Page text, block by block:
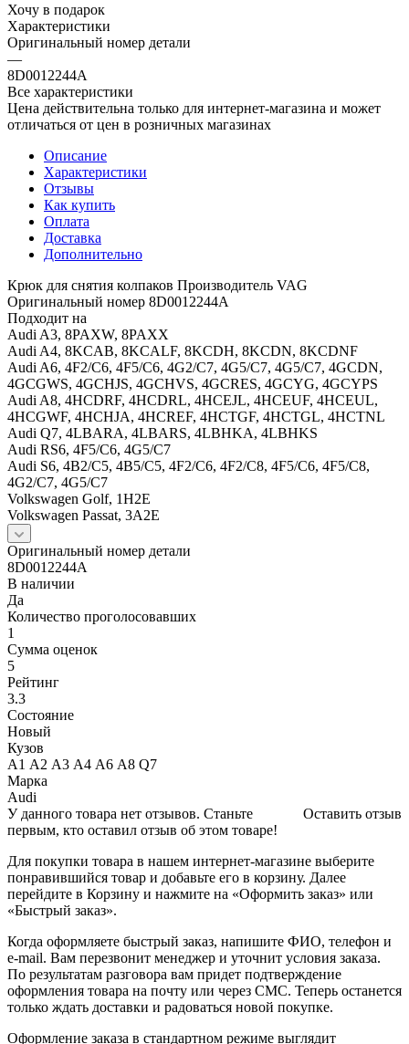
Хочу в подарок
Характеристики
Оригинальный номер детали
—
8D0012244A
Все характеристики
Цена действительна только для интернет-магазина и может
отличаться от цен в розничных магазинах
Описание
Характеристики
Отзывы
Как купить
Оплата
Доставка
Дополнительно
Крюк для снятия колпаков Производитель VAG
Оригинальный номер 8D0012244A
Подходит на
Audi A3, 8PAXW, 8PAXX
Audi A4, 8KCAB, 8KCALF, 8KCDH, 8KCDN, 8KCDNF
Audi A6, 4F2/C6, 4F5/C6, 4G2/C7, 4G5/C7, 4G5/С7, 4GCDN,
4GCGWS, 4GCHJS, 4GCHVS, 4GCRES, 4GCYG, 4GCYPS
Audi A8, 4HCDRF, 4HCDRL, 4HCEJL, 4HCEUF, 4HCEUL,
4HCGWF, 4HCHJA, 4HCREF, 4HCTGF, 4HCTGL, 4HCTNL
Audi Q7, 4LBARA, 4LBARS, 4LBHKA, 4LBHKS
Audi RS6, 4F5/C6, 4G5/C7
Audi S6, 4B2/C5, 4B5/C5, 4F2/C6, 4F2/C8, 4F5/C6, 4F5/C8,
4G2/C7, 4G5/C7
Volkswagen Golf, 1H2E
Volkswagen Passat, 3A2E
Оригинальный номер детали
8D0012244A
В наличии
Да
Количество проголосовавших
1
Сумма оценок
5
Рейтинг
3.3
Состояние
Новый
Кузов
A1 А2 А3 А4 А6 А8 Q7
Марка
Audi
Оставить отзыв
У данного товара нет отзывов. Станьте
первым, кто оставил отзыв об этом товаре!
Для покупки товара в нашем интернет-магазине выберите
понравившийся товар и добавьте его в корзину. Далее
перейдите в Корзину и нажмите на «Оформить заказ» или
«Быстрый заказ».
Когда оформляете быстрый заказ, напишите ФИО, телефон и
e-mail. Вам перезвонит менеджер и уточнит условия заказа.
По результатам разговора вам придет подтверждение
оформления товара на почту или через СМС. Теперь останется
только ждать доставки и радоваться новой покупке.
Оформление заказа в стандартном режиме выглядит